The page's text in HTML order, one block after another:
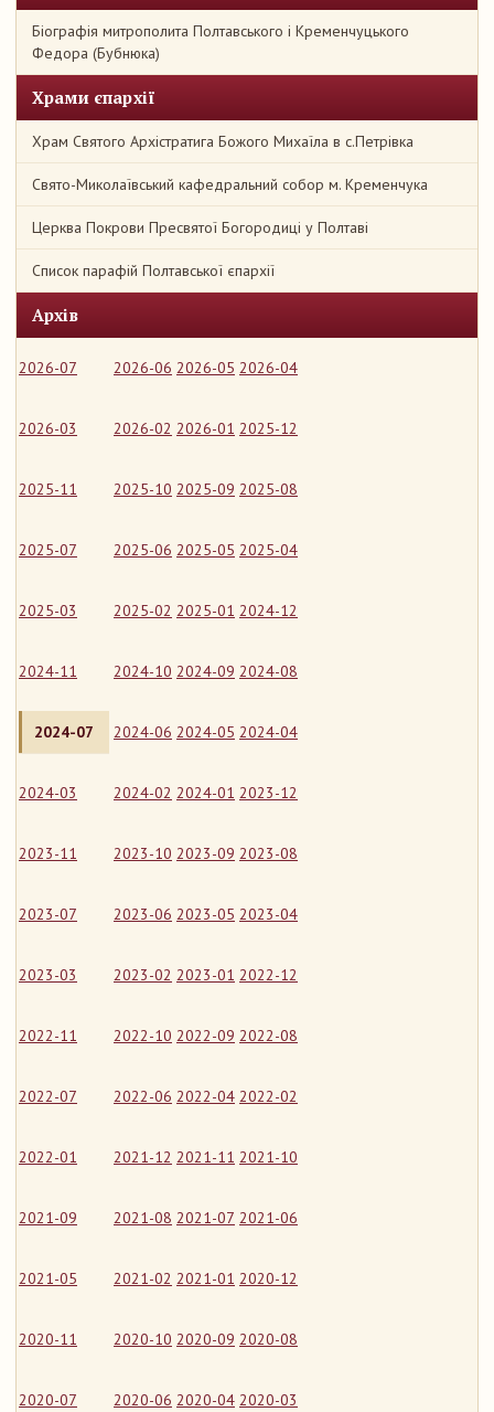
Біографія митрополита Полтавського і Кременчуцького
Федора (Бубнюка)
Храми єпархії
Храм Святого Архістратига Божого Михаїла в с.Петрівка
Свято-Миколаївський кафедральний собор м. Кременчука
Церква Покрови Пресвятої Богородиці у Полтаві
Список парафій Полтавської єпархії
Архів
2026-07 2026-06 2026-05 2026-04
2026-03 2026-02 2026-01 2025-12
2025-11 2025-10 2025-09 2025-08
2025-07 2025-06 2025-05 2025-04
2025-03 2025-02 2025-01 2024-12
2024-11 2024-10 2024-09 2024-08
2024-07 2024-06 2024-05 2024-04
2024-03 2024-02 2024-01 2023-12
2023-11 2023-10 2023-09 2023-08
2023-07 2023-06 2023-05 2023-04
2023-03 2023-02 2023-01 2022-12
2022-11 2022-10 2022-09 2022-08
2022-07 2022-06 2022-04 2022-02
2022-01 2021-12 2021-11 2021-10
2021-09 2021-08 2021-07 2021-06
2021-05 2021-02 2021-01 2020-12
2020-11 2020-10 2020-09 2020-08
2020-07 2020-06 2020-04 2020-03